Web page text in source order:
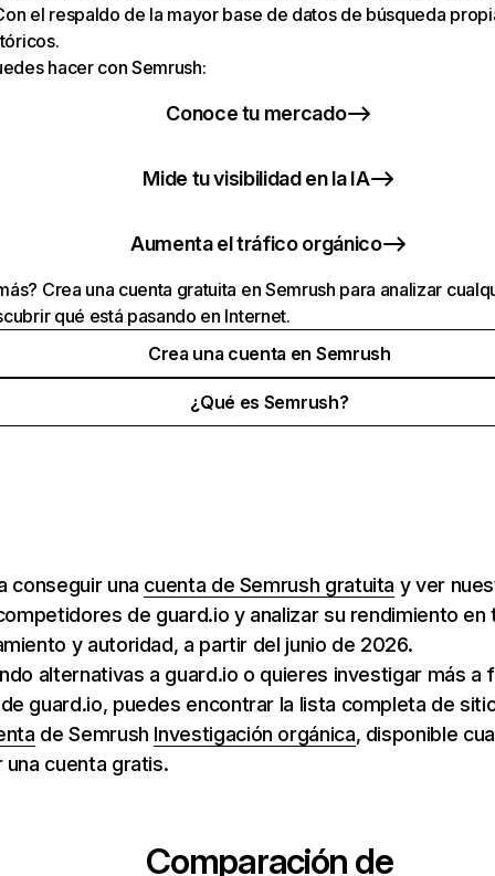
el respaldo de la mayor base de datos de búsqueda
hacer con Semrush:
Conoce tu mercado
Mide tu visibilidad en la IA
Aumenta el tráfico orgánico
Crea una cuenta gratuita en Semrush para analizar
qué está pasando en Internet.
Crea una cuenta en Semrush
¿Qué es Semrush?
conseguir una cuenta de Semrush gratuita y ver
de guard.io y analizar su rendimiento
y autoridad, a partir del junio de 2026.
alternativas a guard.io o quieres investigar más a
guard.io, puedes encontrar la lista completa de
de Semrush Investigación orgánica, disponible
una cuenta gratis.
Comparación de